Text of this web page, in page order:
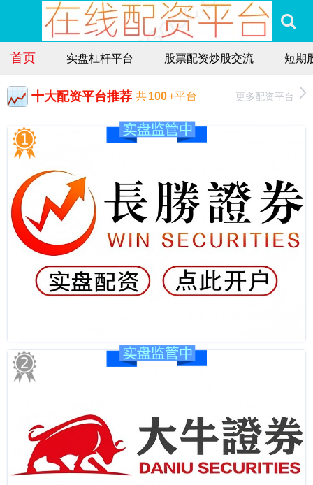
首页 实盘杠杆平台 股票配资炒股交流 短期
十大配资平台推荐 共100+平台 更多配资平台